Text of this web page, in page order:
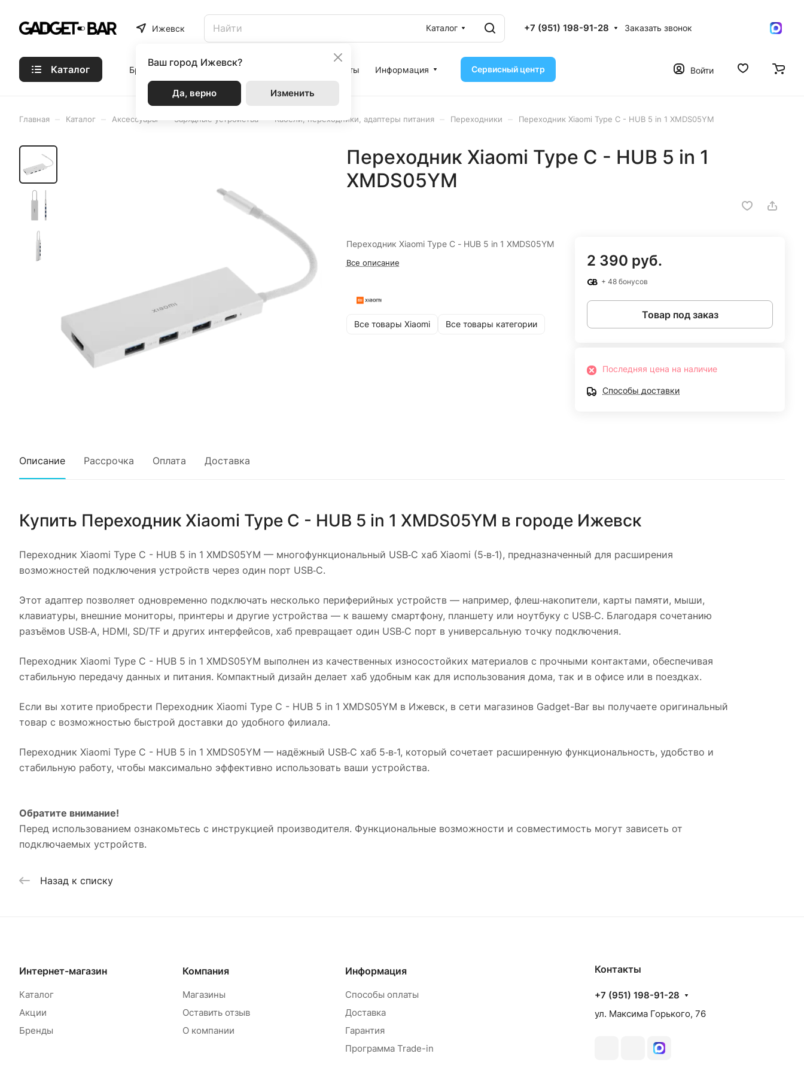
Ижевск
Ваш город Ижевск?
Да, верно Изменить
Каталог +7 (951) 198-91-28 Заказать звонок
Каталог Бренды Статьи Акции Контакты Информация Сервисный центр Войти
Главная Каталог Аксессуары Зарядные устройства Кабели, переходники, адаптеры питания Переходники Переходник Xiaomi Type C - HUB 5 in 1 XMDS05YM
Переходник Xiaomi Type C - HUB 5 in 1
XMDS05YM
Переходник Xiaomi Type C - HUB 5 in 1 XMDS05YM
Все описание
Все товары Xiaomi Все товары категории
2 390 руб.
+ 48 бонусов
Товар под заказ
Последняя цена на наличие
Способы доставки
Описание Рассрочка Оплата Доставка
Купить Переходник Xiaomi Type C - HUB 5 in 1 XMDS05YM в городе Ижевск
Переходник Xiaomi Type C - HUB 5 in 1 XMDS05YM — многофункциональный USB‑C хаб Xiaomi (5‑в‑1), предназначенный для расширения
возможностей подключения устройств через один порт USB‑C.
Этот адаптер позволяет одновременно подключать несколько периферийных устройств — например, флеш‑накопители, карты памяти, мыши,
клавиатуры, внешние мониторы, принтеры и другие устройства — к вашему смартфону, планшету или ноутбуку с USB‑C. Благодаря сочетанию
разъёмов USB‑A, HDMI, SD/TF и других интерфейсов, хаб превращает один USB‑C порт в универсальную точку подключения.
Переходник Xiaomi Type C - HUB 5 in 1 XMDS05YM выполнен из качественных износостойких материалов с прочными контактами, обеспечивая
стабильную передачу данных и питания. Компактный дизайн делает хаб удобным как для использования дома, так и в офисе или в поездках.
Если вы хотите приобрести Переходник Xiaomi Type C - HUB 5 in 1 XMDS05YM в Ижевск, в сети магазинов Gadget-Bar вы получаете оригинальный
товар с возможностью быстрой доставки до удобного филиала.
Переходник Xiaomi Type C - HUB 5 in 1 XMDS05YM — надёжный USB‑C хаб 5‑в‑1, который сочетает расширенную функциональность, удобство и
стабильную работу, чтобы максимально эффективно использовать ваши устройства.
Обратите внимание!
Перед использованием ознакомьтесь с инструкцией производителя. Функциональные возможности и совместимость могут зависеть от
подключаемых устройств.
Назад к списку
Интернет-магазин
Каталог
Акции
Бренды
Компания
Магазины
Оставить отзыв
О компании
Информация
Способы оплаты
Доставка
Гарантия
Программа Trade-in
Контакты
+7 (951) 198-91-28
ул. Максима Горького, 76